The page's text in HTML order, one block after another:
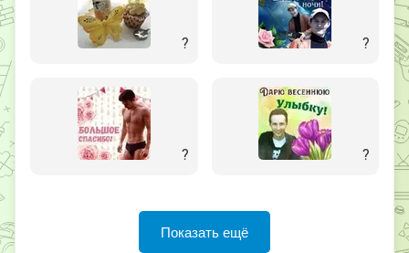
? ?
? ?
Показать ещё